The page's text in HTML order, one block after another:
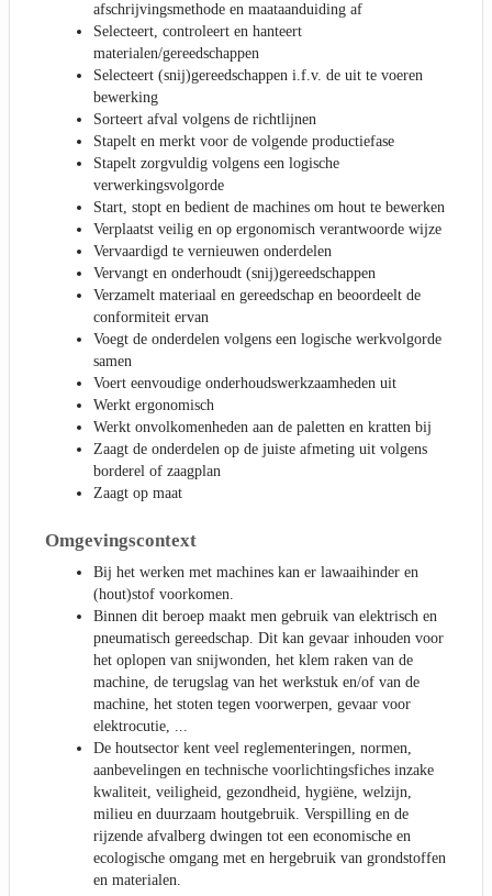
afschrijvingsmethode en maataanduiding af
Selecteert, controleert en hanteert
materialen/gereedschappen
Selecteert (snij)gereedschappen i.f.v. de uit te voeren
bewerking
Sorteert afval volgens de richtlijnen
Stapelt en merkt voor de volgende productiefase
Stapelt zorgvuldig volgens een logische
verwerkingsvolgorde
Start, stopt en bedient de machines om hout te bewerken
Verplaatst veilig en op ergonomisch verantwoorde wijze
Vervaardigd te vernieuwen onderdelen
Vervangt en onderhoudt (snij)gereedschappen
Verzamelt materiaal en gereedschap en beoordeelt de
conformiteit ervan
Voegt de onderdelen volgens een logische werkvolgorde
samen
Voert eenvoudige onderhoudswerkzaamheden uit
Werkt ergonomisch
Werkt onvolkomenheden aan de paletten en kratten bij
Zaagt de onderdelen op de juiste afmeting uit volgens
borderel of zaagplan
Zaagt op maat
Omgevingscontext
Bij het werken met machines kan er lawaaihinder en
(hout)stof voorkomen.
Binnen dit beroep maakt men gebruik van elektrisch en
pneumatisch gereedschap. Dit kan gevaar inhouden voor
het oplopen van snijwonden, het klem raken van de
machine, de terugslag van het werkstuk en/of van de
machine, het stoten tegen voorwerpen, gevaar voor
elektrocutie, ...
De houtsector kent veel reglementeringen, normen,
aanbevelingen en technische voorlichtingsfiches inzake
kwaliteit, veiligheid, gezondheid, hygiëne, welzijn,
milieu en duurzaam houtgebruik. Verspilling en de
rijzende afvalberg dwingen tot een economische en
ecologische omgang met en hergebruik van grondstoffen
en materialen.